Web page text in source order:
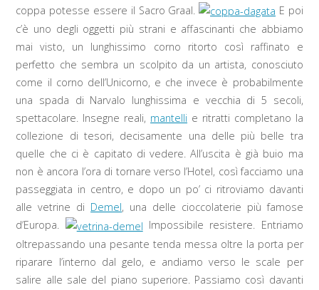
coppa potesse essere il Sacro Graal.
E poi
c’è uno degli oggetti più strani e affascinanti che abbiamo
mai visto, un lunghissimo corno ritorto così raffinato e
perfetto che sembra un scolpito da un artista, conosciuto
come il corno dell’Unicorno, e che invece è probabilmente
una spada di Narvalo lunghissima e vecchia di 5 secoli,
spettacolare. Insegne reali, mantelli e ritratti completano la
collezione di tesori, decisamente una delle più belle tra
quelle che ci è capitato di vedere. All’uscita è già buio ma
non è ancora l’ora di tornare verso l’Hotel, così facciamo una
passeggiata in centro, e dopo un po’ ci ritroviamo davanti
alle vetrine di Demel, una delle cioccolaterie più famose
d’Europa.
Impossibile resistere. Entriamo
oltrepassando una pesante tenda messa oltre la porta per
riparare l’interno dal gelo, e andiamo verso le scale per
salire alle sale del piano superiore. Passiamo così davanti